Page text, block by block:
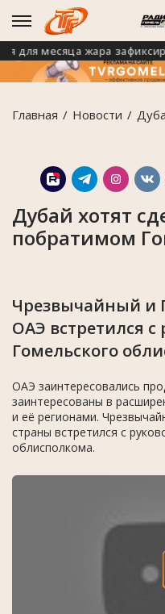
месяца жара
Главная Новости
Дубай хотят
побратимом
Чрезвычайный и
ОАЭ встретился с
Гомельского
ОАЭ заинтересовались
заинтересованы в
и её регионами.
страны встретился с
облисполкома.